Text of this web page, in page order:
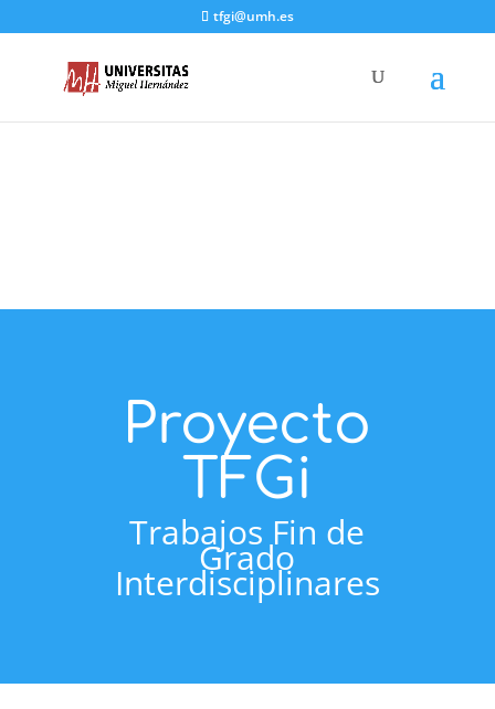
tfgi@umh.es
Proyecto
TFGi
Trabajos Fin de
Grado
Interdisciplinares